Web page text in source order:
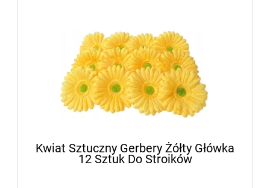
Kwiat Sztuczny Gerbery Żółty Główka
12 Sztuk Do Stroików